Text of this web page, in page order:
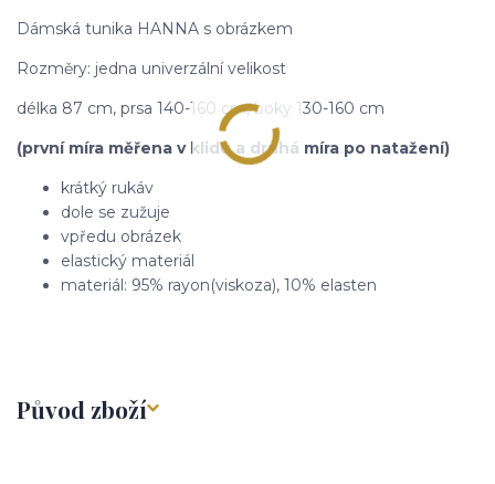
Dámská tunika HANNA s obrázkem
Rozměry: jedna univerzální velikost
délka 87 cm, prsa 140-160 cm, boky 130-160 cm
(první míra měřena v klidu a druhá míra po natažení)
krátký rukáv
dole se zužuje
vpředu obrázek
elastický materiál
materiál: 95% rayon(viskoza), 10% elasten
Původ zboží